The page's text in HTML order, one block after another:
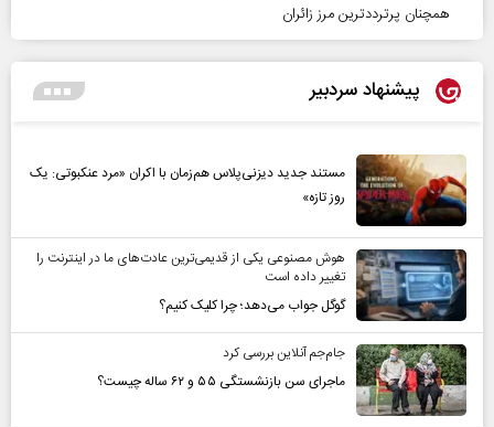
همچنان پرترددترین مرز زائران
پیشنهاد سردبیر
مستند جدید دیزنی‌پلاس هم‌زمان با اکران «مرد عنکبوتی: یک
روز تازه»
هوش مصنوعی یکی از قدیمی‌ترین عادت‌های ما در اینترنت را
تغییر داده است
گوگل جواب می‌دهد؛ چرا کلیک کنیم؟
جام‌جم آنلاین بررسی کرد
ماجرای سن بازنشستگی ۵۵ و ۶۲ ساله چیست؟